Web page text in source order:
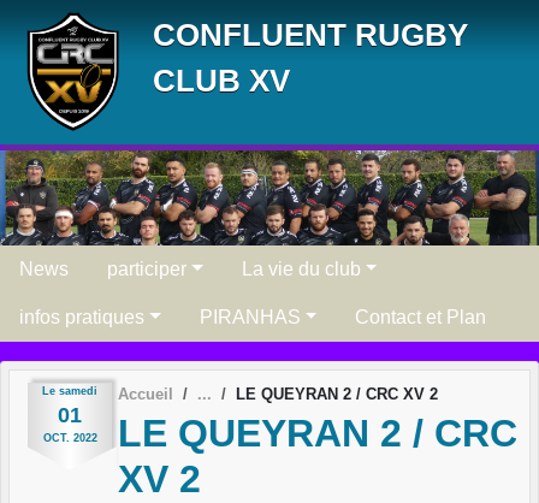
CONFLUENT RUGBY
CLUB XV
News participer La vie du club
infos pratiques PIRANHAS Contact et Plan
Le samedi
01
OCT. 2022
Accueil LE QUEYRAN 2 / CRC XV 2
LE QUEYRAN 2 / CRC
XV 2
Panneau de gestion des cookies